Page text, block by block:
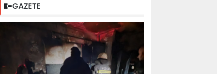
E-GAZETE